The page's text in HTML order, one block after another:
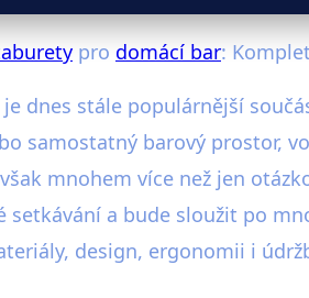
pro domácí bar:
dnes stále populárnější
samostatný barový prostor,
mnohem více než jen
setkávání a bude sloužit po
design, ergonomii i